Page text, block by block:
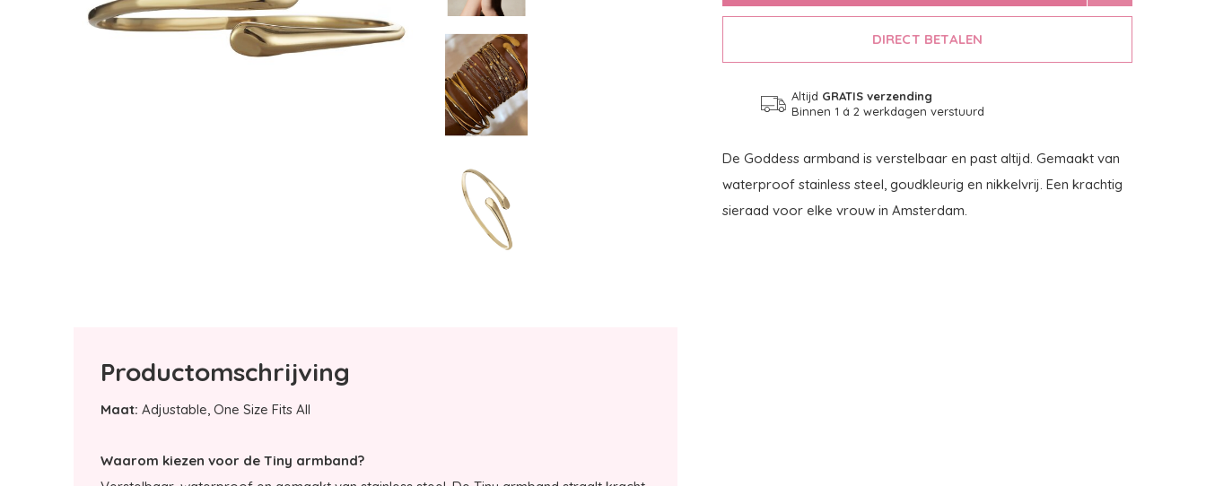
DIRECT BETALEN
Altijd GRATIS verzending
Binnen 1 á 2 werkdagen verstuurd
De Goddess armband is verstelbaar en past altijd. Gemaakt van
waterproof stainless steel, goudkleurig en nikkelvrij. Een krachtig
sieraad voor elke vrouw in Amsterdam.
Productomschrijving
Maat: Adjustable, One Size Fits All
Waarom kiezen voor de Tiny armband?